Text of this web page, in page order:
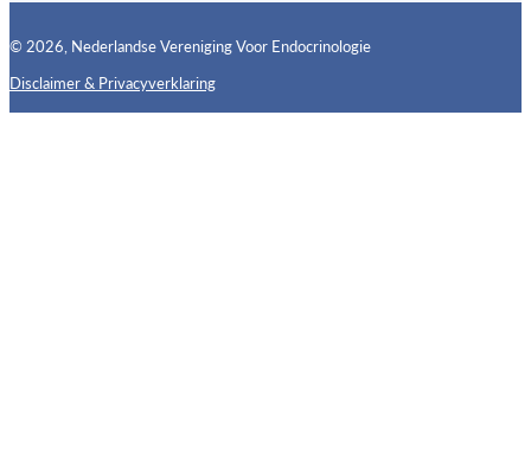
© 2026, Nederlandse Vereniging Voor Endocrinologie
Disclaimer & PrivacyverklaringFollow us on X